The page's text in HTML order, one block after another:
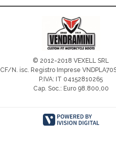
© 2012-2018 VEXELL SRL
CF/N. isc. Registro Imprese
P.IVA: IT 04152810265
Cap. Soc.: Euro 98.800,00